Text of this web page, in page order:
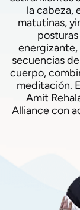
la cabeza,
matutinas,
energizante,
secuencias
cuerpo,
meditación.
Amit
Alliance con